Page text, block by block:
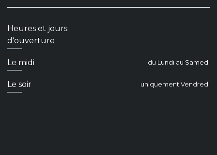
Heures et jours
d'ouverture
Le midi du Lundi au Samedi
Le soir uniquement Vendredi